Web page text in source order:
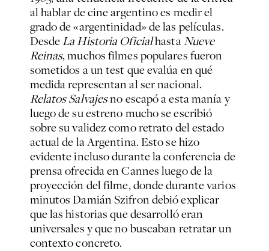
al hablar de cine argentino es medir el
grado de «argentinidad» de las películas.
DesdeLa Historia OficialhastaNueve
Reinas, muchos filmes populares fueron
sometidos a un test que evalúa en qué
medida representan al ser nacional.
Relatos Salvajesno escapó a esta manía y
luego de su estreno mucho se escribió
sobre su validez como retrato del estado
actual de la Argentina. Esto se hizo
evidente incluso durante la conferencia de
prensa ofrecida en Cannes luego de la
proyección del filme, donde durante varios
minutos Damián Szifron debió explicar
que las historias que desarrolló eran
universales y que no buscaban retratar un
contexto concreto.